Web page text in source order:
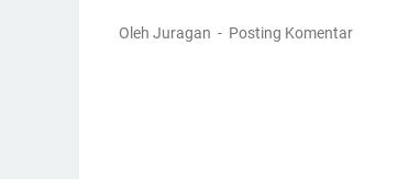
Oleh Juragan Posting Komentar